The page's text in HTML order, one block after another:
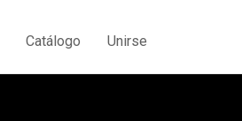
Catálogo Unirse